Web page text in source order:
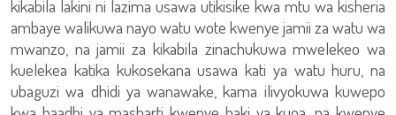
kikabila lakini ni lazima usawa utikisike kwa mtu wa kisheria
ambaye walikuwa nayo watu wote kwenye jamii za watu wa
mwanzo, na jamii za kikabila zinachukuwa mwelekeo wa
kuelekea katika kukosekana usawa kati ya watu huru, na
ubaguzi wa dhidi ya wanawake, kama ilivyokuwa kuwepo